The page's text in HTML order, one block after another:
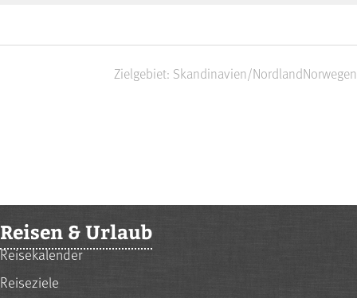
Zielgebiet: Skandinavien/NordlandNorwegen
Reisen & Urlaub
Reisekalender
Reiseziele